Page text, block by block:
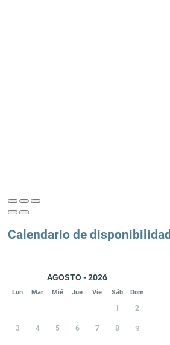
Calendario de disponibilidad
AGOSTO - 2026
Lun Mar Mié Jue Vie Sáb Dom
1 2
3 4 5 6 7 8 9